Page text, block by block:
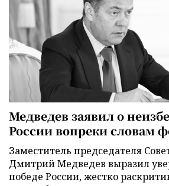
Медведев заявил о
России вопреки словам
Заместитель председателя
Дмитрий Медведев выразил
победе России, жестко